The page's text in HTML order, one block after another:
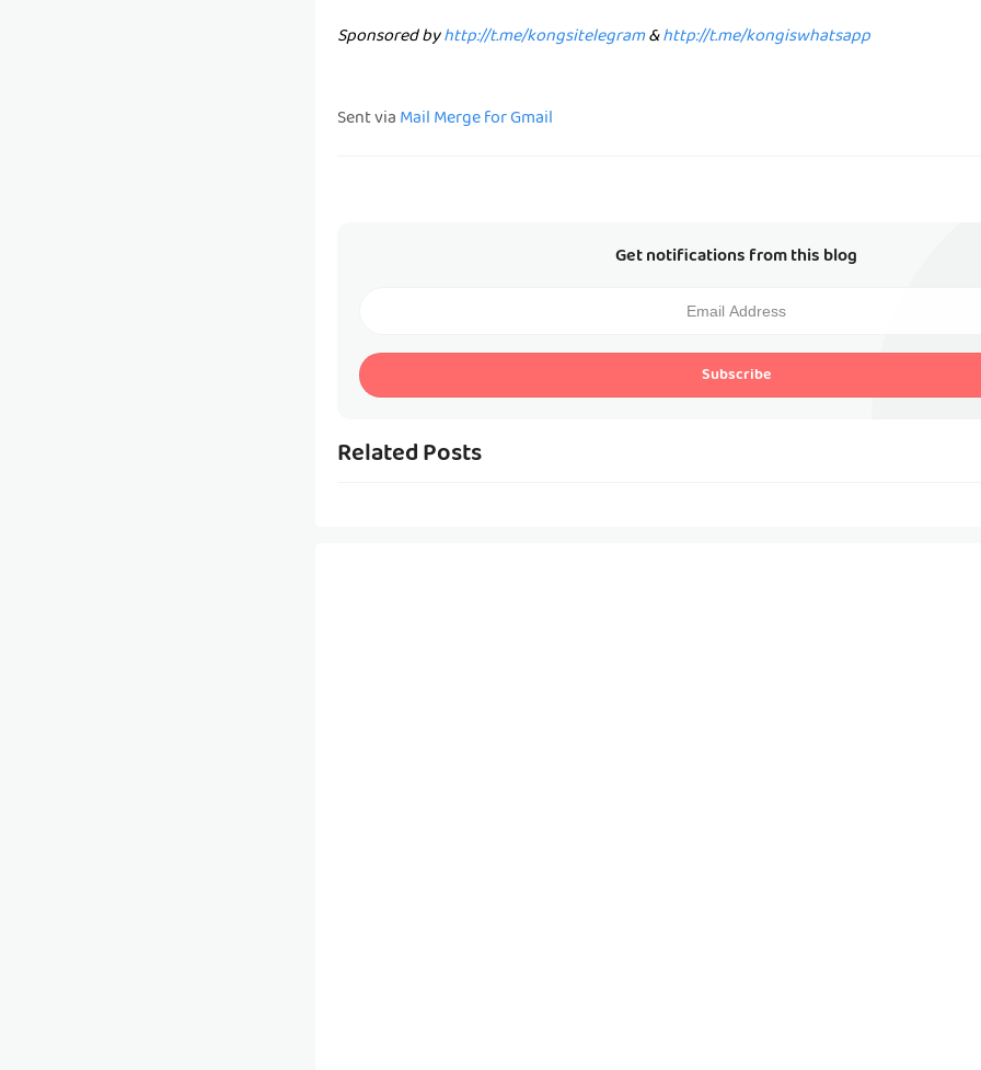
Sponsored byhttp://t.me/kongsitelegram&http://t.me/kongiswhatsapp
Sent viaMail Merge for Gmail
Get notifications from this blog
Subscribe
Related Posts